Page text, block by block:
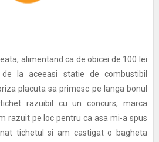
alimentand ca de obicei de 100 lei
la aceeasi statie de combustibil
placuta sa primesc pe langa bonul
razuibil cu un concurs, marca
razuit pe loc pentru ca asa mi-a spus
tichetul si am castigat o bagheta